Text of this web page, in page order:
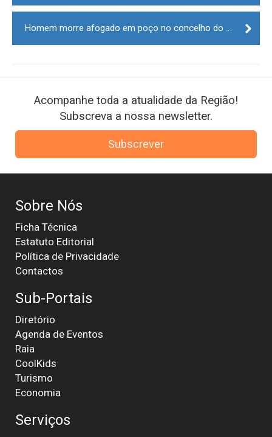
Homem morre afogado em poço no concelho do Sabugal
Acompanhe toda a atualidade da Região!
Subscreva a nossa newsletter.
Subscrever
Sobre Nós
Ficha Técnica
Estatuto Editorial
Política de Privacidade
Contactos
Sub-Portais
Diretório
Agenda de Eventos
Raia
CoolKids
Turismo
Economia
Serviços